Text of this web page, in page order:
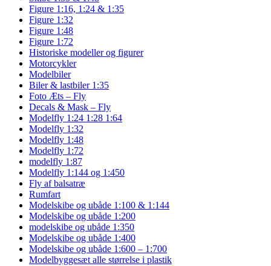
Figure 1:16, 1:24 & 1:35
Figure 1:32
Figure 1:48
Figure 1:72
Historiske modeller og figurer
Motorcykler
Modelbiler
Biler & lastbiler 1:35
Foto Æts – Fly
Decals & Mask – Fly
Modelfly 1:24 1:28 1:64
Modelfly 1:32
Modelfly 1:48
Modelfly 1:72
modelfly 1:87
Modelfly 1:144 og 1:450
Fly af balsatræ
Rumfart
Modelskibe og ubåde 1:100 & 1:144
Modelskibe og ubåde 1:200
modelskibe og ubåde 1:350
Modelskibe og ubåde 1:400
Modelskibe og ubåde 1:600 – 1:700
Modelbyggesæt alle størrelse i plastik